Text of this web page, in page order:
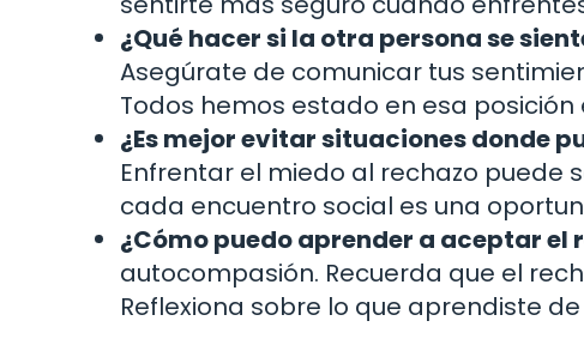
¿Qué hacer si la otra persona se
Asegúrate de comunicar tus
Todos hemos estado en esa
¿Es mejor evitar situaciones donde
Enfrentar el miedo al rechazo puede
cada encuentro social es una
¿Cómo puedo aprender a aceptar
autocompasión. Recuerda que el
Reflexiona sobre lo que aprendiste